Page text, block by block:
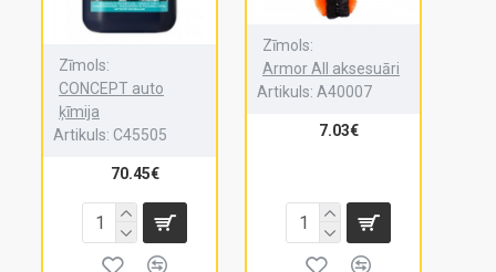
Zīmols:
CONCEPT auto
ķīmija
Artikuls: C45505
70.45€
Zīmols:
Armor All aksesuāri
Artikuls: A40007
7.03€